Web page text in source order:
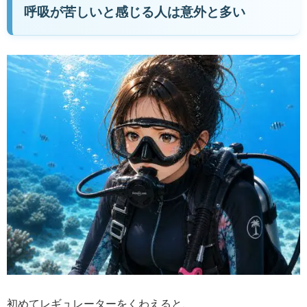
呼吸が苦しいと感じる人は意外と多い
初めてレギュレーターをくわえると、